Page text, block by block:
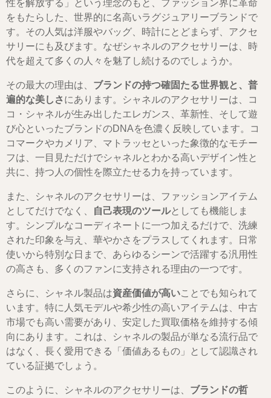
性を解放する」という理念のもと、ファッション界に革命
をもたらした、世界的に名高いラグジュアリーブランドで
す。その人気は洋服やバッグ、時計にとどまらず、アクセ
サリーにも及びます。なぜシャネルのアクセサリーは、時
代を超えて多くの人々を魅了し続けるのでしょうか。
その最大の理由は、 ブランドの持つ確固たる世界観と、普
遍的な美しさにあります。シャネルのアクセサリーは、コ
コ・シャネルが生み出したエレガンス、革新性、そして遊
び心といったブランドのDNAを色濃く反映しています。コ
コマークやカメリア、マトラッセといった象徴的なモチー
フは、一目見ただけでシャネルとわかる高いデザイン性と
共に、持つ人の個性を際立たせる力を持っています。
また、シャネルのアクセサリーは、ファッションアイテム
としてだけでなく、
自己表現のツールとしても機能しま
す。シンプルなコーディネートに一つ加えるだけで、洗練
された印象を与え、華やかさをプラスしてくれます。日常
使いから特別な日まで、あらゆるシーンで活躍する汎用性
の高さも、多くのファンに支持される理由の一つです。
さらに、シャネル製品は資産価値が高いことでも知られて
います。特に人気モデルや希少性の高いアイテムは、中古
市場でも高い需要があり、安定した買取価格を維持する傾
向にあります。これは、シャネルの製品が単なる流行品で
はなく、長く愛用できる「価値あるもの」として認識され
ている証拠でしょう。
このように、シャネルのアクセサリーは、 ブランドの哲